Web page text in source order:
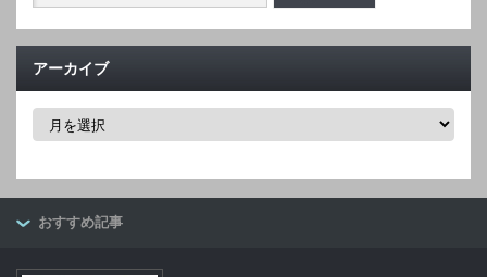
アーカイブ
ア
ブ
おすすめ記事